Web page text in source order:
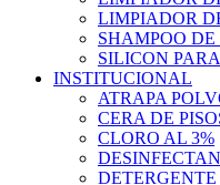
LIMPIADOR
SHAMPOO
SILICON
INSTITUCIONAL
ATRAPA
CERA DE
CLORO AL 3%